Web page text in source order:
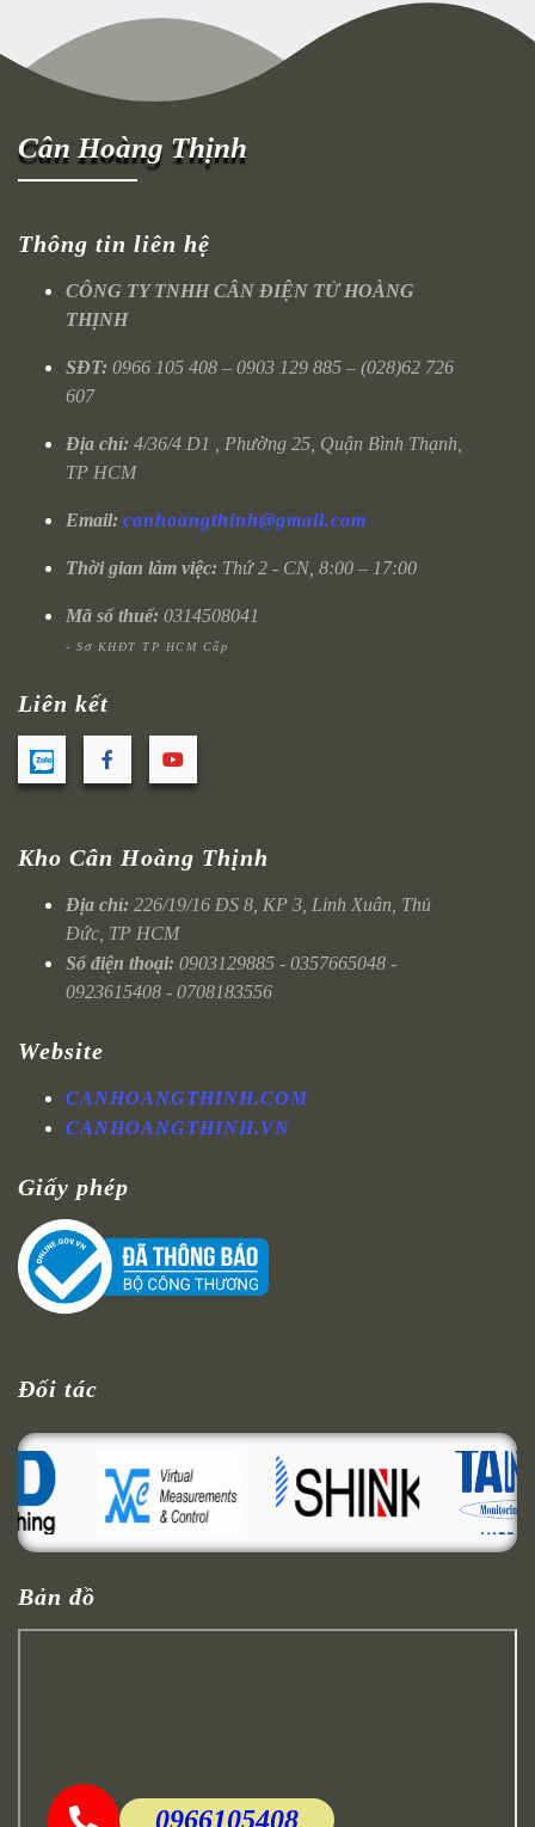
0966105408
Cân Hoàng Thịnh
Thông tin liên hệ
CÔNG TY TNHH CÂN ĐIỆN TỬ HOÀNG
THỊNH
SĐT: 0966 105 408 – 0903 129 885 – (028)62 726
607
Địa chỉ: 4/36/4 D1 , Phường 25, Quận Bình Thạnh,
TP HCM
Email: canhoangthinh@gmail.com
Thời gian làm việc: Thứ 2 - CN, 8:00 – 17:00
Mã số thuế: 0314508041
- Sở KHĐT TP HCM Cấp
Liên kết
Kho Cân Hoàng Thịnh
Địa chỉ: 226/19/16 ĐS 8, KP 3, Linh Xuân, Thủ
Đức, TP HCM
Số điện thoại: 0903129885 - 0357665048 -
0923615408 - 0708183556
Website
CANHOANGTHINH.COM
CANHOANGTHINH.VN
Giấy phép
Đối tác
Bản đồ